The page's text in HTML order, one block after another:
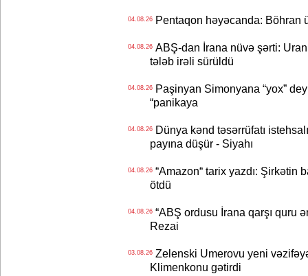
04.08.26Pentaqon həyəcanda: Böhran
04.08.26ABŞ-dan İrana nüvə şərti: Uran
tələb irəli sürüldü
04.08.26Paşinyan Simonyana “yox”
“panikaya
04.08.26Dünya kənd təsərrüfatı
payına düşür - Siyahı
04.08.26“Amazon“ tarix yazdı: Şirkətin
ötdü
04.08.26“ABŞ ordusu İrana qarşı quru
Rezai
03.08.26Zelenski Umerovu yeni
Klimenkonu gətirdi